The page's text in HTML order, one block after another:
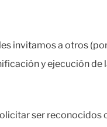
invitamos a otros
y ejecución de
ser reconocidos